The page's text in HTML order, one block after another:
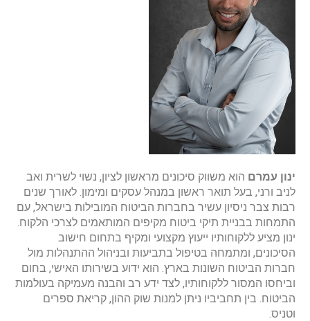
ינון עמרם הוא משווק סיכונים מראשון לציון, נשוי לשרית ואב
לניב ורני, בעל תואר ראשון במנהל עסקים ומימון. לאורך שנים
רבות צבר ניסיון עשיר בחברות הביטוח המובילות בישראל, עם
התמחות בבניית תיקי ביטוח מקיפים המותאמים לצרכי הלקוח.
ינון מציע ללקוחותיו ייעוץ מקצועי ומקיף בתחום חישוב
הסיכונים, ומתמחה בטיפול בתביעות ובניהול ההתנהלות מול
חברות הביטוח השונות בארץ. הוא ידוע בשירותו האישי, בחום
וביחסו המסור ללקוחותיו, לצד ידע רב והבנה מעמיקה בעולמות
הביטוח. בין תחביביו ניתן למנות שוק ההון, קריאת ספרים
וטניס.